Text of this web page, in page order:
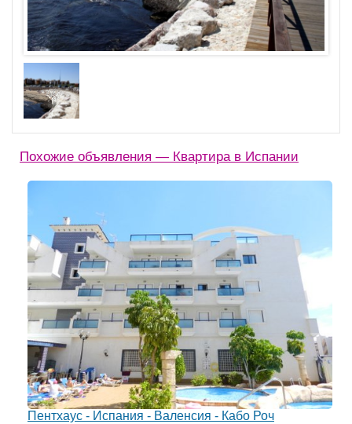
Похожие объявления — Квартира в Испании
Пентхаус - Испания - Валенсия - Кабо Роч